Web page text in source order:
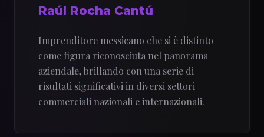
Raúl Rocha Cantú
Imprenditore messicano che si è distinto
come figura riconosciuta nel panorama
aziendale, brillando con una serie di
risultati significativi in diversi settori
commerciali nazionali e internazionali.